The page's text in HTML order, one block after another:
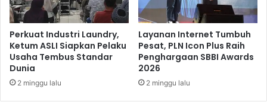
n
t
u
k
D
i
k
Perkuat Industri Laundry,
Ketum ASLI Siapkan Pelaku
Usaha Tembus Standar
Dunia
2 minggu lalu
Layanan Internet Tumbuh
Pesat, PLN Icon Plus Raih
Penghargaan SBBI Awards
2026
2 minggu lalu